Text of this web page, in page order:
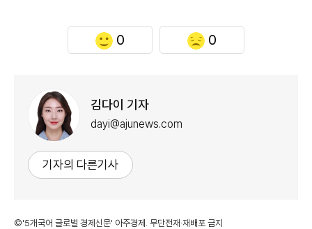
0 0
김다이 기자
dayi@ajunews.com
기자의 다른기사
©'5개국어 글로벌 경제신문' 아주경제. 무단전재·재배포 금지